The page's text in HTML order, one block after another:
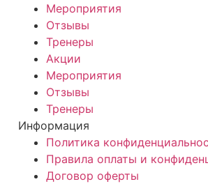
Мероприятия
Отзывы
Тренеры
Акции
Мероприятия
Отзывы
Тренеры
Информация
Политика
Правила оплаты и
Договор оферты